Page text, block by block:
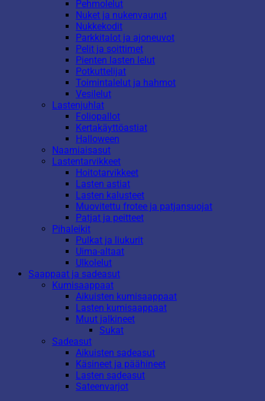
Pehmolelut
Nuket ja nukenvaunut
Nukkekodit
Parkkitalot ja ajoneuvot
Pelit ja soittimet
Pienten lasten lelut
Potkuttelijat
Toimintalelut ja hahmot
Vesilelut
Lastenjuhlat
Foliopallot
Kertakäyttöastiat
Halloween
Naamiaisasut
Lastentarvikkeet
Hoitotarvikkeet
Lasten astiat
Lasten kalusteet
Muovitettu frotee ja patjansuojat
Patjat ja peitteet
Pihaleikit
Pulkat ja liukurit
Uima-altaat
Ulkolelut
Saappaat ja sadeasut
Kumisaappaat
Aikuisten kumisaappaat
Lasten kumisaappaat
Muut jalkineet
Sukat
Sadeasut
Aikuisten sadeasut
Käsineet ja päähineet
Lasten sadeasut
Sateenvarjot